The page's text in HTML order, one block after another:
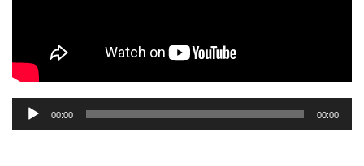
Tocador
00:00 00:00